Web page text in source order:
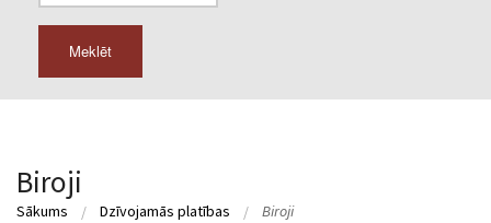
Meklēt
Biroji
Sākums Dzīvojamās platības Biroji